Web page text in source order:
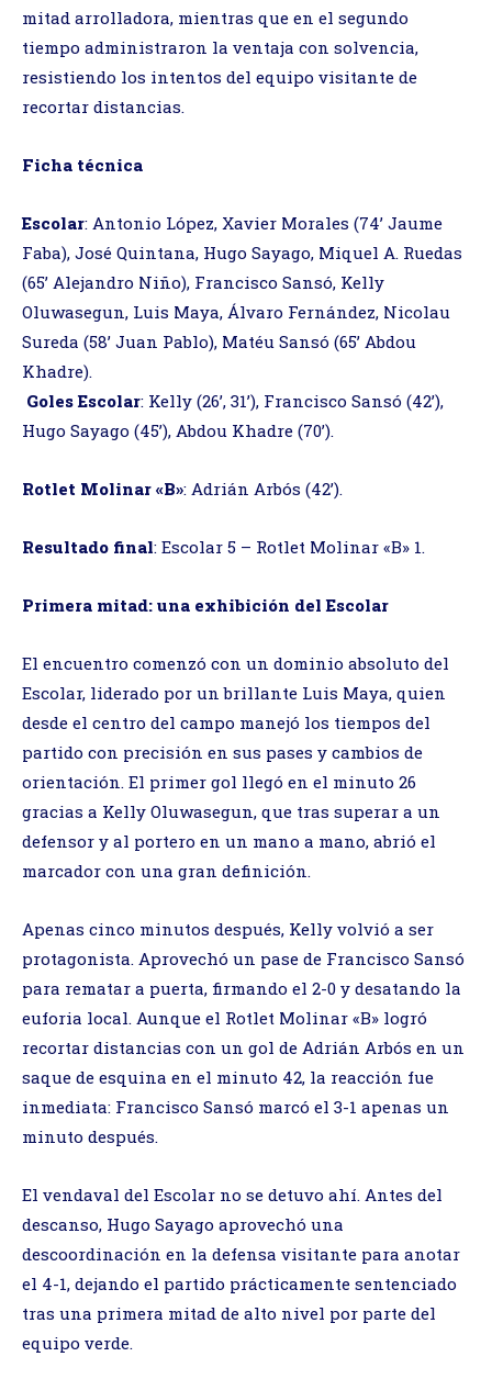
mitad arrolladora, mientras que en el segundo
tiempo administraron la ventaja con solvencia,
resistiendo los intentos del equipo visitante de
recortar distancias.
Ficha técnica
Escolar: Antonio López, Xavier Morales (74’ Jaume
Faba), José Quintana, Hugo Sayago, Miquel A. Ruedas
(65’ Alejandro Niño), Francisco Sansó, Kelly
Oluwasegun, Luis Maya, Álvaro Fernández, Nicolau
Sureda (58’ Juan Pablo), Matéu Sansó (65’ Abdou
Khadre).
Goles Escolar: Kelly (26’, 31’), Francisco Sansó (42’),
Hugo Sayago (45’), Abdou Khadre (70’).
Rotlet Molinar «B»: Adrián Arbós (42’).
Resultado final: Escolar 5 – Rotlet Molinar «B» 1.
Primera mitad: una exhibición del Escolar
El encuentro comenzó con un dominio absoluto del
Escolar, liderado por un brillante Luis Maya, quien
desde el centro del campo manejó los tiempos del
partido con precisión en sus pases y cambios de
orientación. El primer gol llegó en el minuto 26
gracias a Kelly Oluwasegun, que tras superar a un
defensor y al portero en un mano a mano, abrió el
marcador con una gran definición.
Apenas cinco minutos después, Kelly volvió a ser
protagonista. Aprovechó un pase de Francisco Sansó
para rematar a puerta, firmando el 2-0 y desatando la
euforia local. Aunque el Rotlet Molinar «B» logró
recortar distancias con un gol de Adrián Arbós en un
saque de esquina en el minuto 42, la reacción fue
inmediata: Francisco Sansó marcó el 3-1 apenas un
minuto después.
El vendaval del Escolar no se detuvo ahí. Antes del
descanso, Hugo Sayago aprovechó una
descoordinación en la defensa visitante para anotar
el 4-1, dejando el partido prácticamente sentenciado
tras una primera mitad de alto nivel por parte del
equipo verde.